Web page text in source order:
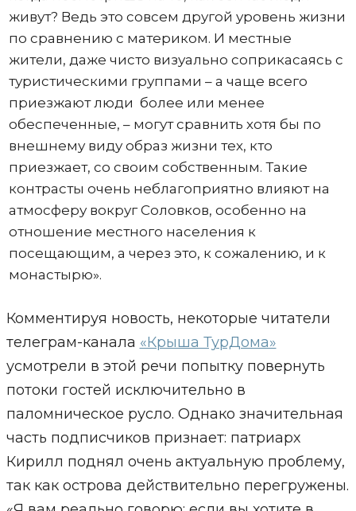
живут? Ведь это совсем другой уровень жизни
по сравнению с материком. И местные
жители, даже чисто визуально соприкасаясь с
туристическими группами – а чаще всего
приезжают люди более или менее
обеспеченные, – могут сравнить хотя бы по
внешнему виду образ жизни тех, кто
приезжает, со своим собственным. Такие
контрасты очень неблагоприятно влияют на
атмосферу вокруг Соловков, особенно на
отношение местного населения к
посещающим, а через это, к сожалению, и к
монастырю».
Комментируя новость, некоторые читатели
телеграм-канала «Крыша ТурДома»
усмотрели в этой речи попытку повернуть
потоки гостей исключительно в
паломническое русло. Однако значительная
часть подписчиков признает: патриарх
Кирилл поднял очень актуальную проблему,
так как острова действительно перегружены.